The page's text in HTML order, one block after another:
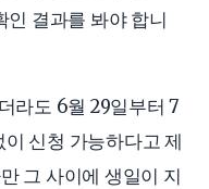
인 결과를 봐야 합니
라도 6월 29일부터 7
신청 가능하다고 제
그 사이에 생일이 지